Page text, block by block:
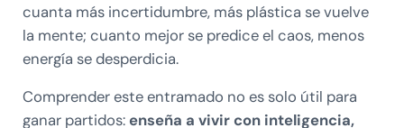
cuanta más incertidumbre, más plástica se vuelve
la mente; cuanto mejor se predice el caos, menos
energía se desperdicia.
Comprender este entramado no es solo útil para
ganar partidos: enseña a vivir con inteligencia,